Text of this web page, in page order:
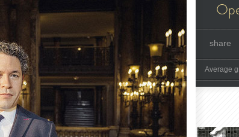
share
Average